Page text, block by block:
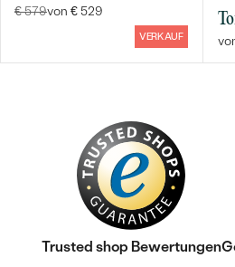
€ 579von € 529
VERKAUF
Trusted shop Bewertungen